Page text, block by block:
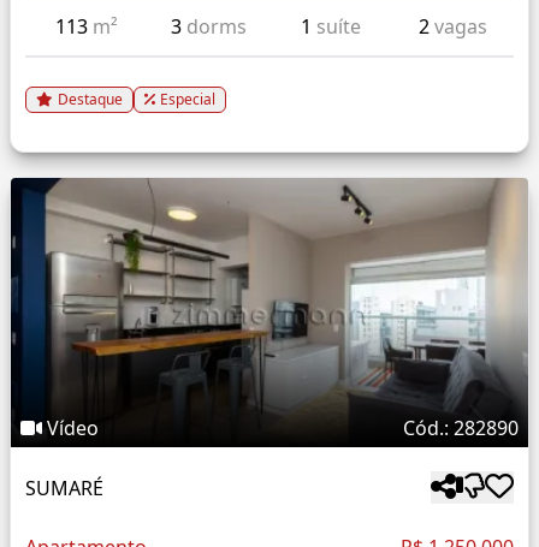
113 m² 3 dorms 1 suíte 2vagas
Destaque Especial
Vídeo Cód.: 282890
SUMARÉ